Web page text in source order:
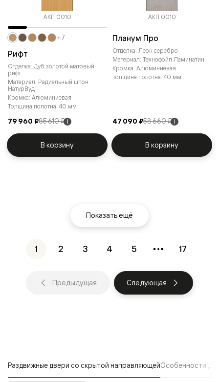
АКП 0010
Рифт
Отделка: Дуб золотой матовый
рифт
Материал: Радиальный шпон
НатурВуд
Кромка: Алюминиевая
Толщина полотна: 40 мм
79 960 ₽85 610 ₽ i
+7
В корзину
АКП 0010
Планум Про
Отделка: Леон серебро
Материал: Технофойл Ламинатин
Кромка: Алюминиевая
Толщина полотна: 40 мм
47 090 ₽58 660 ₽ i
В корзину
Показать ещё
1 2 3 4 5 17
Предыдущая Следующая
Раздвижные двери со скрытой направляющейОсобенности